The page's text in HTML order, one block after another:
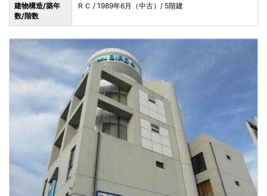
建物構造/築年
数/階数
ＲＣ / 1989年6月（中古）/ 5階建